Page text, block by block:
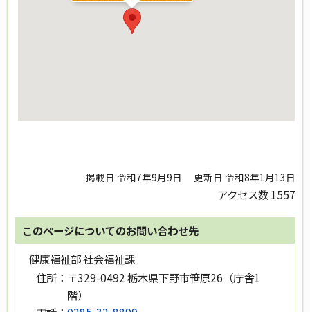
掲載日 令和7年9月9日 更新日 令和8年1月13日
アクセス数1557
このページについてのお問い合わせ先
健康福祉部 社会福祉課
住所： 〒329-0492 栃木県下野市笹原26（庁舎1
階）